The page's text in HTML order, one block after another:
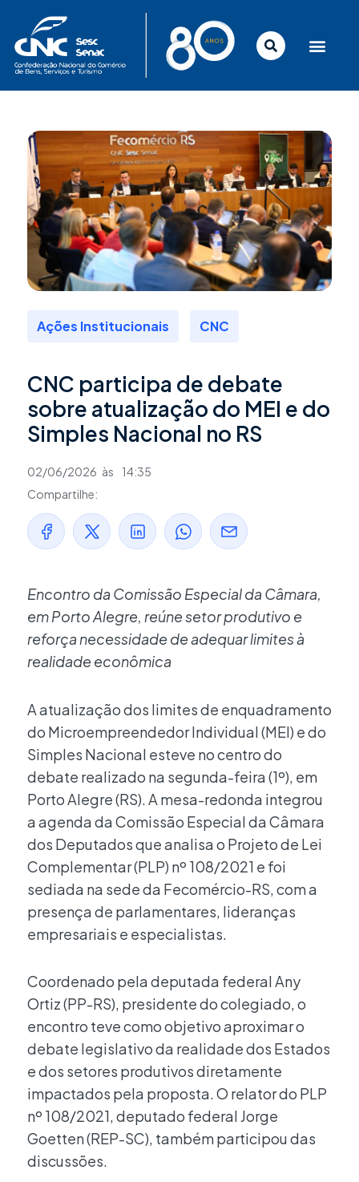
conteúdo
Ações Institucionais CNC
CNC participa de debate
sobre atualização do MEI e do
Simples Nacional no RS
02/06/2026 às
14:35
Compartilhe:
Encontro da Comissão Especial da Câmara,
em Porto Alegre, reúne setor produtivo e
reforça necessidade de adequar limites à
realidade econômica
A atualização dos limites de enquadramento
do Microempreendedor Individual (MEI) e do
Simples Nacional esteve no centro do
debate realizado na segunda-feira (1º), em
Porto Alegre (RS). A mesa-redonda integrou
a agenda da Comissão Especial da Câmara
dos Deputados que analisa o Projeto de Lei
Complementar (PLP) nº 108/2021 e foi
sediada na sede da Fecomércio-RS, com a
presença de parlamentares, lideranças
empresariais e especialistas.
Coordenado pela deputada federal Any
Ortiz (PP-RS), presidente do colegiado, o
encontro teve como objetivo aproximar o
debate legislativo da realidade dos Estados
e dos setores produtivos diretamente
impactados pela proposta. O relator do PLP
nº 108/2021, deputado federal Jorge
Goetten (REP-SC), também participou das
discussões.